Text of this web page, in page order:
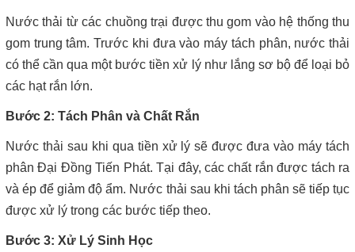
Nước thải từ các chuồng trại được thu gom vào hệ thống thu
gom trung tâm. Trước khi đưa vào máy tách phân, nước thải
có thể cần qua một bước tiền xử lý như lắng sơ bộ để loại bỏ
các hạt rắn lớn.
Bước 2: Tách Phân và Chất Rắn
Nước thải sau khi qua tiền xử lý sẽ được đưa vào máy tách
phân Đại Đồng Tiến Phát. Tại đây, các chất rắn được tách ra
và ép để giảm độ ẩm. Nước thải sau khi tách phân sẽ tiếp tục
được xử lý trong các bước tiếp theo.
Bước 3: Xử Lý Sinh Học